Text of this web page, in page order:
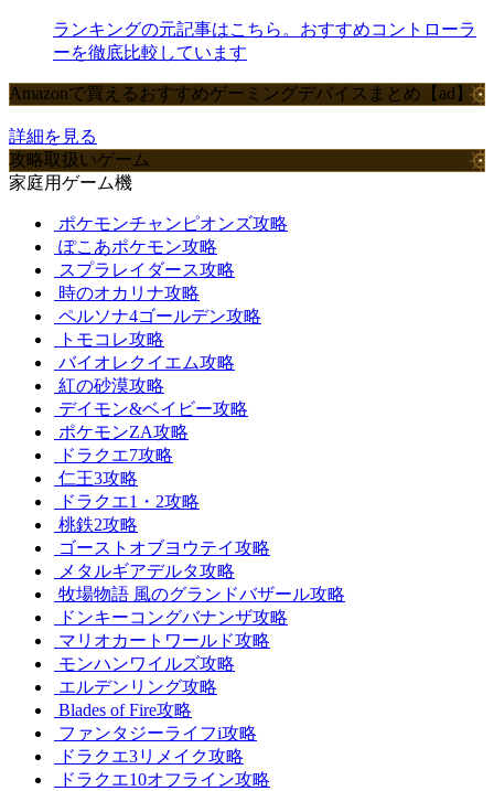
ランキングの元記事はこちら。おすすめコントローラ
ーを徹底比較しています
Amazonで買えるおすすめゲーミングデバイスまとめ【ad】
詳細を見る
攻略取扱いゲーム
家庭用ゲーム機
ポケモンチャンピオンズ攻略
ぽこあポケモン攻略
スプラレイダース攻略
時のオカリナ攻略
ペルソナ4ゴールデン攻略
トモコレ攻略
バイオレクイエム攻略
紅の砂漠攻略
デイモン&ベイビー攻略
ポケモンZA攻略
ドラクエ7攻略
仁王3攻略
ドラクエ1・2攻略
桃鉄2攻略
ゴーストオブヨウテイ攻略
メタルギアデルタ攻略
牧場物語 風のグランドバザール攻略
ドンキーコングバナンザ攻略
マリオカートワールド攻略
モンハンワイルズ攻略
エルデンリング攻略
Blades of Fire攻略
ファンタジーライフi攻略
ドラクエ3リメイク攻略
ドラクエ10オフライン攻略